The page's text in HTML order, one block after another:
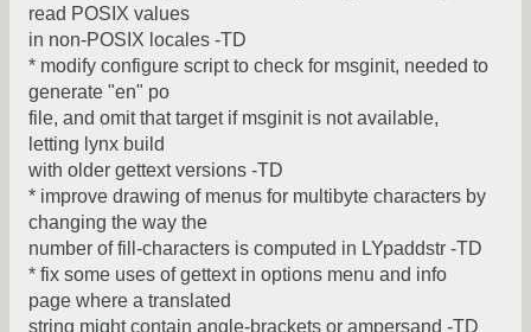
read POSIX values
in non-POSIX locales -TD
* modify configure script to check for msginit, needed to
generate "en" po
file, and omit that target if msginit is not available,
letting lynx build
with older gettext versions -TD
* improve drawing of menus for multibyte characters by
changing the way the
number of fill-characters is computed in LYpaddstr -TD
* fix some uses of gettext in options menu and info
page where a translated
string might contain angle-brackets or ampersand -TD